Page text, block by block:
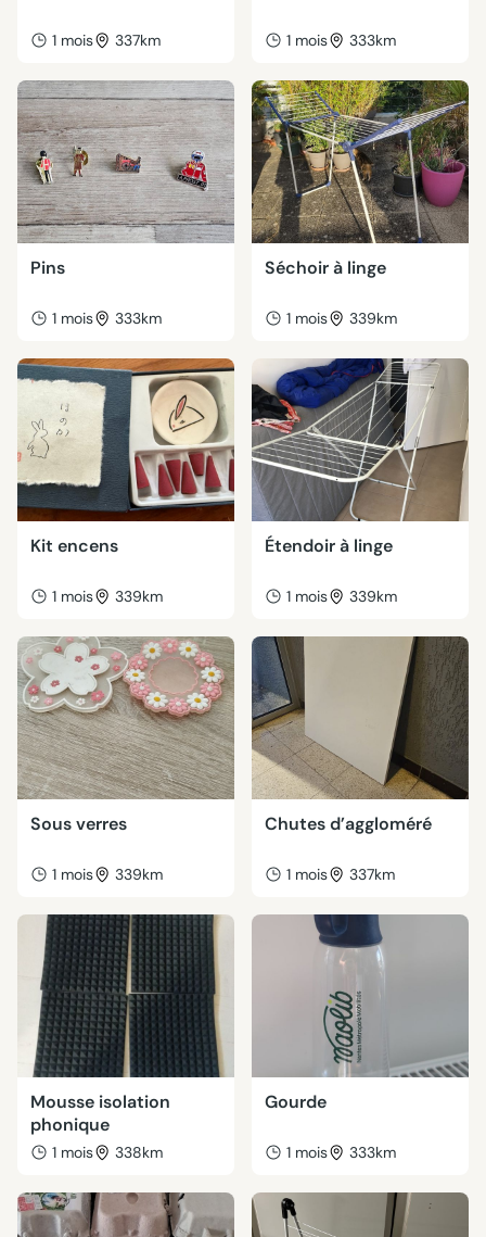
1 mois 337km 1 mois 333km
Pins
1 mois 333km
Séchoir à linge
1 mois 339km
Kit encens
1 mois 339km
Étendoir à linge
1 mois 339km
Sous verres
1 mois 339km
Chutes d’aggloméré
1 mois 337km
Mousse isolation
phonique
1 mois 338km
Gourde
1 mois 333km